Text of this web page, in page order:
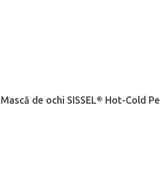
Mască de ochi SISSEL® Hot-Cold
a